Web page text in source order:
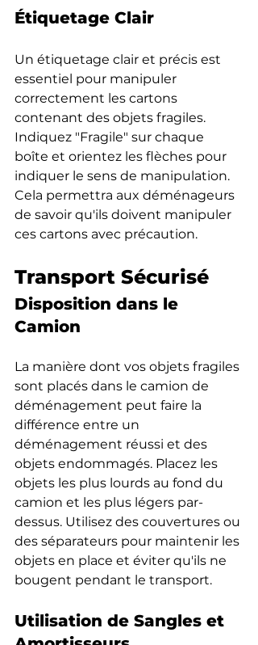
Étiquetage Clair
Un étiquetage clair et précis est
essentiel pour manipuler
correctement les cartons
contenant des objets fragiles.
Indiquez "Fragile" sur chaque
boîte et orientez les flèches pour
indiquer le sens de manipulation.
Cela permettra aux déménageurs
de savoir qu'ils doivent manipuler
ces cartons avec précaution.
Transport Sécurisé
Disposition dans le
Camion
La manière dont vos objets fragiles
sont placés dans le camion de
déménagement peut faire la
différence entre un
déménagement réussi et des
objets endommagés. Placez les
objets les plus lourds au fond du
camion et les plus légers par-
dessus. Utilisez des couvertures ou
des séparateurs pour maintenir les
objets en place et éviter qu'ils ne
bougent pendant le transport.
Utilisation de Sangles et